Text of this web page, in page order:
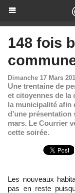
148 fois
Dimanche 17 Mars
Une trentaine de
et citoyennes de la
la municipalité afin
d’une
mars. Le Courrier
cette soirée.
Les nouveaux habitants de la commune de Savigny n’étaient
pas en reste